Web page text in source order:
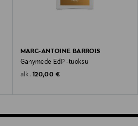
MARC-ANTOINE BARROIS
Ganymede EdP -tuoksu
alk. Original Price
120,00 €